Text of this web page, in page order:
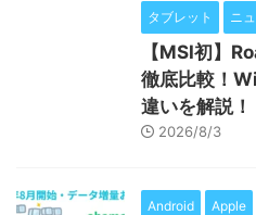
タブレット ニ
【MSI初】
徹底比較！
違いを解説！
2026/8/3
Android Apple